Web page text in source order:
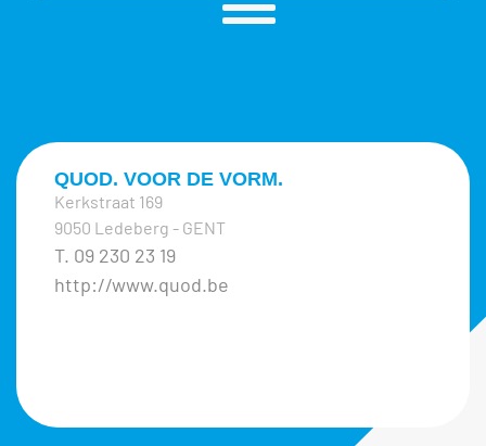
QUOD. VOOR DE VORM.
Kerkstraat 169
9050 Ledeberg - GENT
T. 09 230 23 19
http://www.quod.be